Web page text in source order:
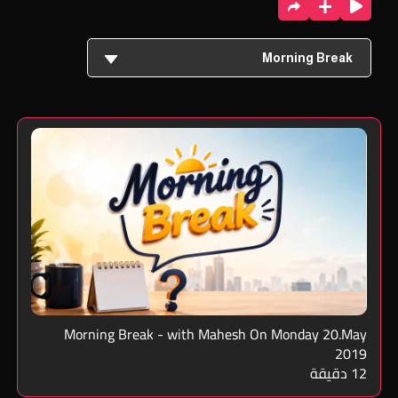
Morning Break
Morning Break - with Mahesh On Monday 20.May
2019
12 دقيقة